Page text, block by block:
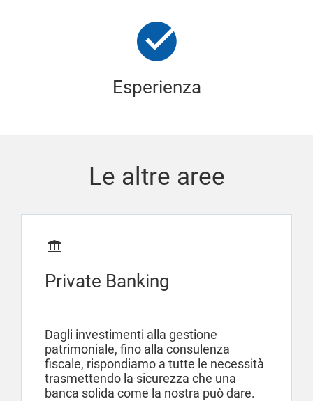
Esperienza
Le altre aree
Private Banking
Dagli investimenti alla gestione
patrimoniale, fino alla consulenza
fiscale, rispondiamo a tutte le necessità
trasmettendo la sicurezza che una
banca solida come la nostra può dare.